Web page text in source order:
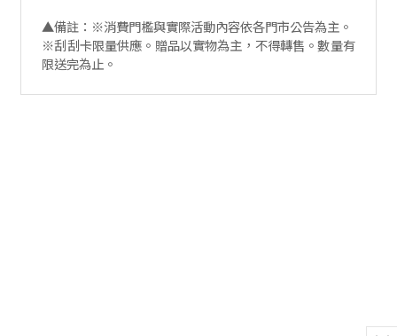
▲備註：※消費門檻與實際活動內容依各門市公告為主。
※刮刮卡限量供應。贈品以實物為主，不得轉售。數量有
限送完為止。